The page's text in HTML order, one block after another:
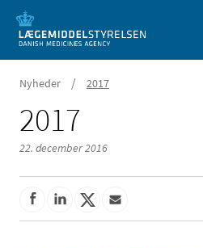
Nyheder / 2017
2017
22. december 2016